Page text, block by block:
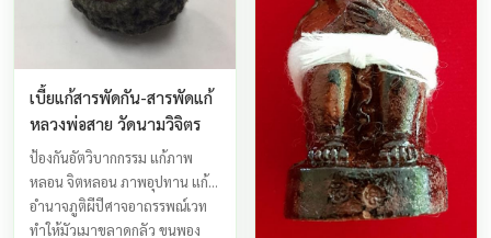
คนมีแขนมีขาแล้วปลุกเสกด้วย
คาถาอาคม
เบี้ยแก้สารพัดกัน-สารพัดแก้
หลวงพ่อสาย วัดนามวิจิตร
ป้องกันอัตวิบากกรรม แก้ภาพ
หลอน จิตหลอน ภาพอุปทาน แก้
อำนาจภูติผีปีศาจอาถรรพณ์เวท
ทำให้มัวเมาขลาดกลัว ขนพอง